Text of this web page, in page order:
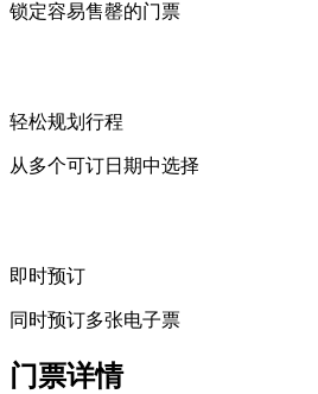
锁定容易售罄的门票
轻松规划行程
从多个可订日期中选择
即时预订
同时预订多张电子票
门票详情